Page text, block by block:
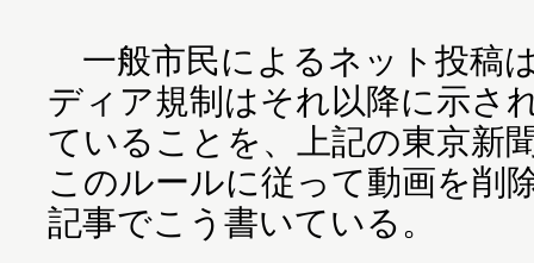
一般市民によるネット投稿
ディア規制はそれ以降に示さ
ていることを、上記の東京新
このルールに従って動画を削
記事でこう書いている。